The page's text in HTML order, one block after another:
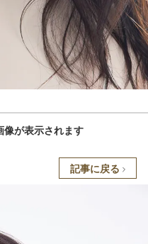
像が表示されます
記事に戻る